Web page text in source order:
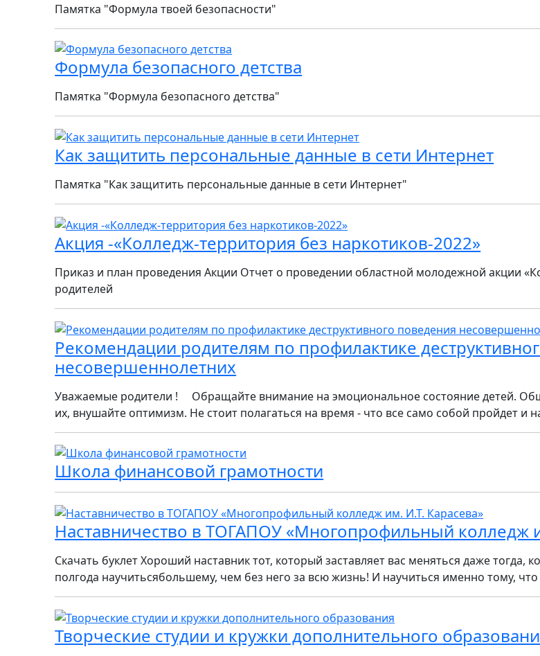
Памятка "Формула твоей безопасности"
Формула безопасного детства
Памятка "Формула безопасного детства"
Как защитить персональные данные в сети Интернет
Памятка "Как защитить персональные данные в сети Интернет"
Акция -«Колледж-территория без наркотиков-2022»
Приказ и план проведения Акции Отчет о проведении областной молодежной акции
родителей
Рекомендации родителям по профилактике
несовершеннолетних
Уважаемые родители ! Обращайте внимание на эмоциональное состояние детей.
их, внушайте оптимизм. Не стоит полагаться на время - что все само собой пройдет и
Школа финансовой грамотности
Наставничество в ТОГАПОУ «Многопрофильный колледж
Скачать буклет Хороший наставник тот, который заставляет вас меняться даже тогда,
полгода научитьсябольшему, чем без него за всю жизнь! И научиться именно тому,
Творческие студии и кружки дополнительного